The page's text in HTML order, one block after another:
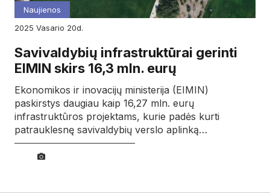
Naujienos
2025
vasario 20d.
Savivaldybių infrastruktūrai gerinti
EIMIN skirs 16,3 mln. eurų
Ekonomikos ir inovacijų ministerija (EIMIN)
paskirstys daugiau kaip 16,27 mln. eurų
infrastruktūros projektams, kurie padės kurti
patrauklesnę savivaldybių verslo aplinką…